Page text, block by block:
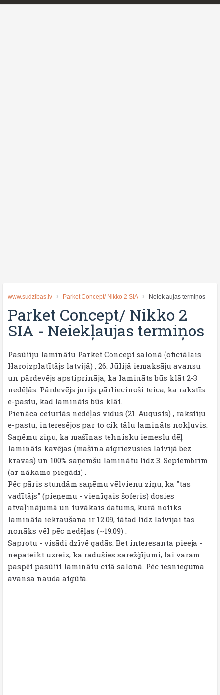
www.sudzibas.lv Parket Concept/ Nikko 2 SIA Neiekļaujas termiņos
Parket Concept/ Nikko 2
SIA - Neiekļaujas termiņos
Pasūtīju laminātu Parket Concept salonā (oficiālais
Haroizplatītājs latvijā) , 26. Jūlijā iemaksāju avansu
un pārdevējs apstiprināja, ka lamināts būs klāt 2-3
nedēļās. Pārdevējs jurijs pārliecinoši teica, ka rakstīs
e-pastu, kad lamināts būs klāt.
Pienāca ceturtās nedēļas vidus (21. Augusts) , rakstīju
e-pastu, interesējos par to cik tālu lamināts nokļuvis.
Saņēmu ziņu, ka mašīnas tehnisku iemeslu dēļ
lamināts kavējas (mašīna atgriezusies latvijā bez
kravas) un 100% saņemšu laminātu līdz 3. Septembrim
(ar nākamo piegādi) .
Pēc pāris stundām saņēmu vēlvienu ziņu, ka "tas
vadītājs" (pieņemu - vienīgais šoferis) dosies
atvaļinājumā un tuvākais datums, kurā notiks
lamināta iekraušana ir 12.09, tātad līdz latvijai tas
nonāks vēl pēc nedēļas (~19.09) .
Saprotu - visādi dzīvē gadās. Bet interesanta pieeja -
nepateikt uzreiz, ka radušies sarežģījumi, lai varam
paspēt pasūtīt laminātu citā salonā. Pēc iesnieguma
avansa nauda atgūta.